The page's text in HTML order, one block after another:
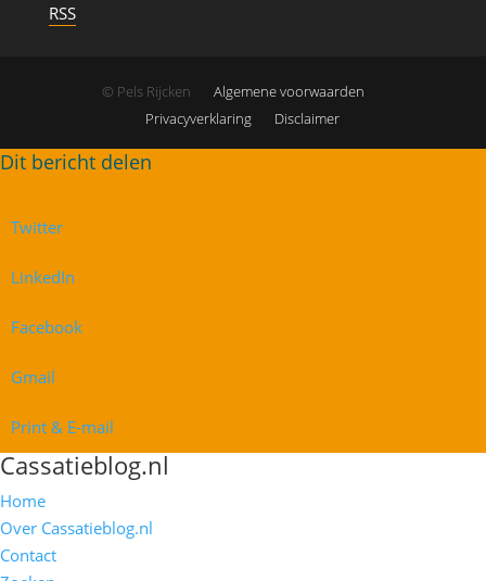
RSS
© Pels Rijcken
Algemene voorwaarden
Privacyverklaring
Disclaimer
Twitter
LinkedIn
Facebook
Gmail
Print & E-mail
Cassatieblog.nl
Home
Over Cassatieblog.nl
Contact